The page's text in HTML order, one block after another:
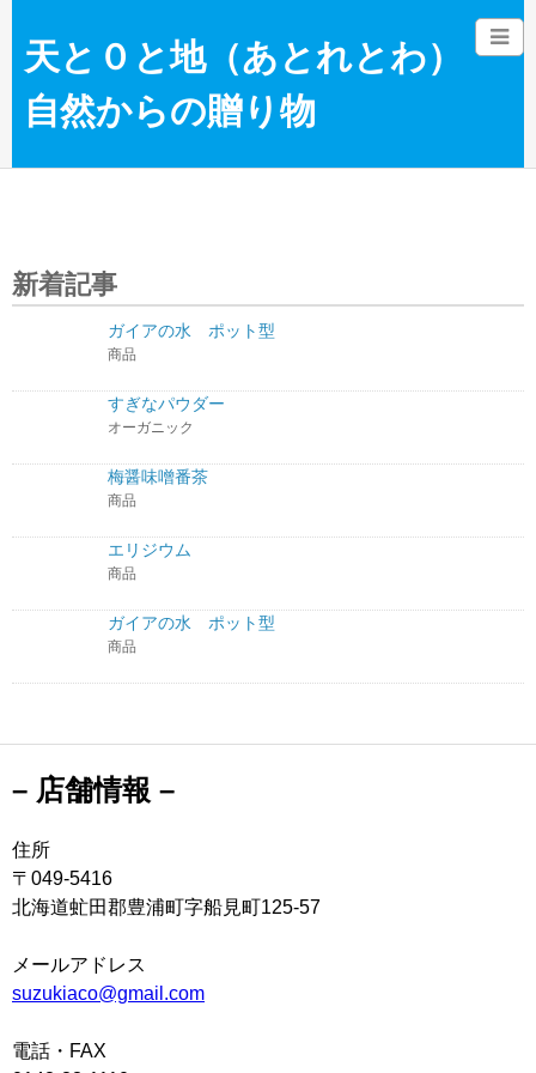
天と０と地（あとれとわ）
自然からの贈り物
新着記事
ガイアの水 ポット型
商品
すぎなパウダー
オーガニック
梅醤味噌番茶
商品
エリジウム
商品
ガイアの水 ポット型
商品
– 店舗情報 –
住所
〒049-5416
北海道虻田郡豊浦町字船見町125-57
メールアドレス
suzukiaco@gmail.com
電話・FAX